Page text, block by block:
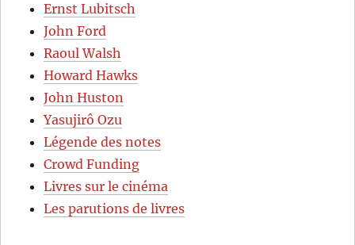
Ernst Lubitsch
John Ford
Raoul Walsh
Howard Hawks
John Huston
Yasujirô Ozu
Légende des notes
Crowd Funding
Livres sur le cinéma
Les parutions de livres